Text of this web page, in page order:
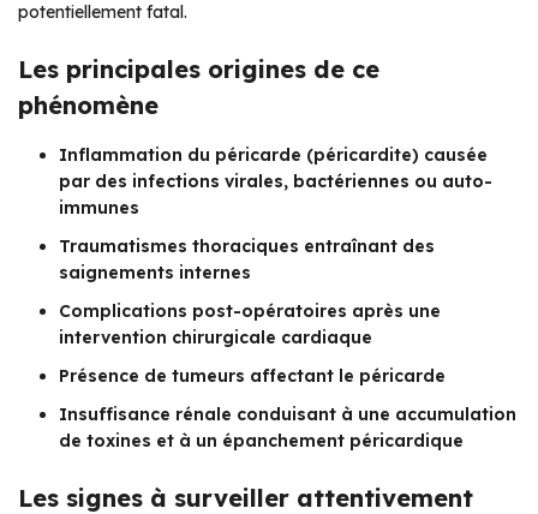
potentiellement fatal.
Les principales origines de ce
phénomène
Inflammation du péricarde (péricardite) causée
par des infections virales, bactériennes ou auto-
immunes
Traumatismes thoraciques entraînant des
saignements internes
Complications post-opératoires après une
intervention chirurgicale cardiaque
Présence de tumeurs affectant le péricarde
Insuffisance rénale conduisant à une accumulation
de toxines et à un épanchement péricardique
Les signes à surveiller attentivement